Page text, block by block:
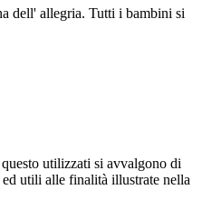
dell' allegria. Tutti i bambini si
utilizzati si avvalgono di
utili alle finalità illustrate nella